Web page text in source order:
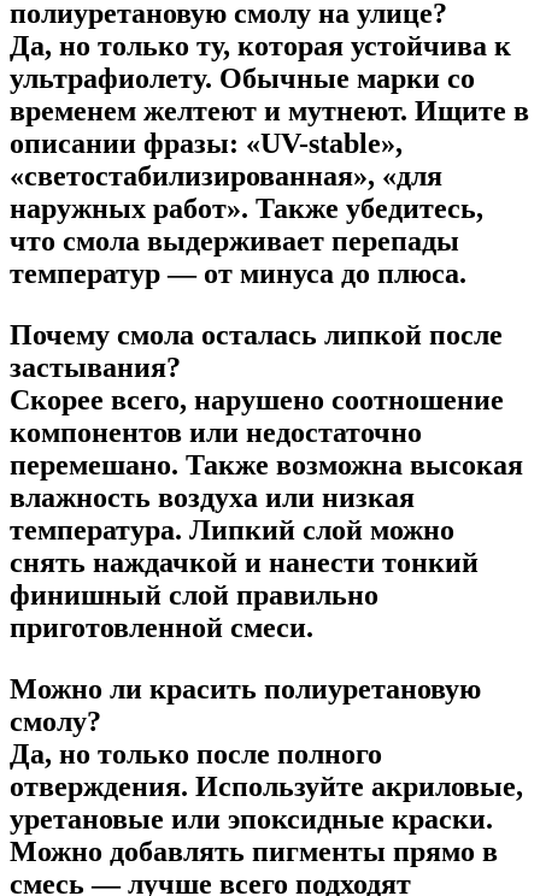
полиуретановую смолу на улице?
Да, но только ту, которая устойчива к
ультрафиолету. Обычные марки со
временем желтеют и мутнеют. Ищите в
описании фразы: «UV-stable»,
«светостабилизированная», «для
наружных работ». Также убедитесь,
что смола выдерживает перепады
температур — от минуса до плюса.
Почему смола осталась липкой после
застывания?
Скорее всего, нарушено соотношение
компонентов или недостаточно
перемешано. Также возможна высокая
влажность воздуха или низкая
температура. Липкий слой можно
снять наждачкой и нанести тонкий
финишный слой правильно
приготовленной смеси.
Можно ли красить полиуретановую
смолу?
Да, но только после полного
отверждения. Используйте акриловые,
уретановые или эпоксидные краски.
Можно добавлять пигменты прямо в
смесь — лучше всего подходят